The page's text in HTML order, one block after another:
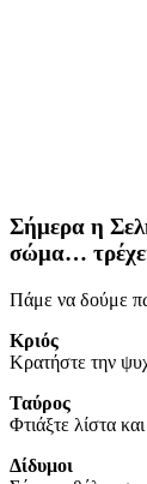
Σήμερα η
σώμα…
Πάμε να δούμε
Κριός
Κρατήστε την
Ταύρος
Φτιάξτε λίστα
Δίδυμοι